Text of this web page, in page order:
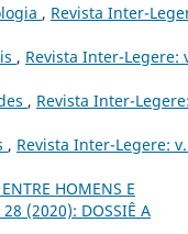
, Revista Inter-
, Revista Inter-Legere:
, Revista Inter-
, Revista Inter-Legere:
HOMENS E
(2020): DOSSIÊ A